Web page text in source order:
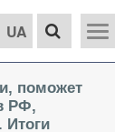
UA
поможет
РФ,
Итоги